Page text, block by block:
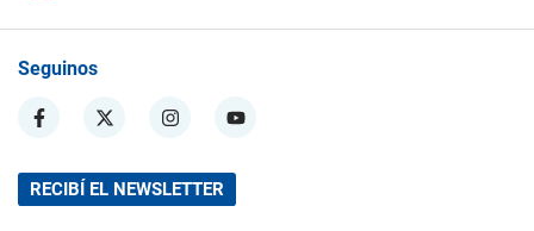
Seguinos
RECIBÍ EL NEWSLETTER